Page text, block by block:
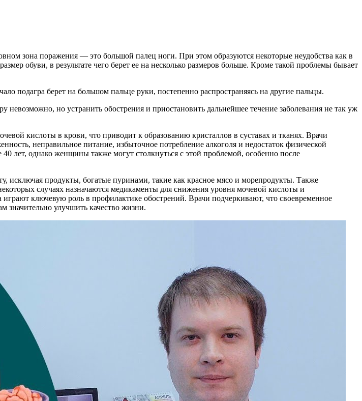
зона поражения — это большой палец ноги. При этом образуются некоторые неудобства как в
обуви, в результате чего берет ее на несколько размеров больше. Кроме такой проблемы бывает
подагра берет на большом пальце руки, постепенно распространяясь на другие пальцы.
невозможно, но устранить обострения и приостановить дальнейшее течение заболевания не так уж
кислоты в крови, что приводит к образованию кристаллов в суставах и тканях. Врачи
неправильное питание, избыточное потребление алкоголя и недостаток физической
лет, однако женщины также могут столкнуться с этой проблемой, особенно после
исключая продукты, богатые пуринами, такие как красное мясо и морепродукты. Также
случаях назначаются медикаменты для снижения уровня мочевой кислоты и
ключевую роль в профилактике обострений. Врачи подчеркивают, что своевременное
улучшить качество жизни.